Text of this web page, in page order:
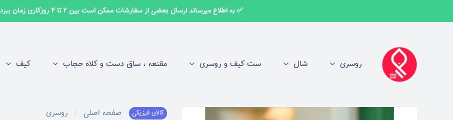
✅ به اطلاع میرساند ارسال بعضی از سفارشات ممکن است بین 2 تا 4 روزکاری زمان ببرد ✅
روسری شال ست کیف و روسری مقنعه ، ساق دست و کلاه حجاب کیف
کالای فیزیکی صفحه اصلی روسری